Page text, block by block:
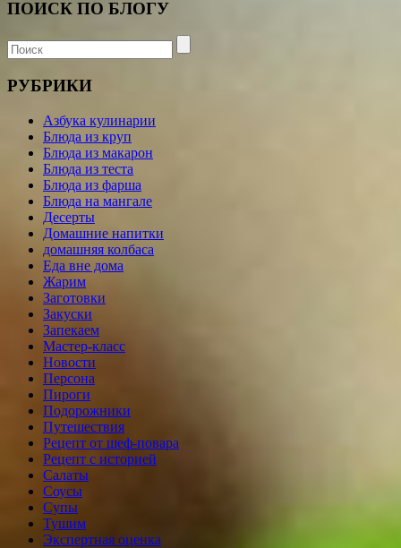
ПОИСК ПО БЛОГУ
РУБРИКИ
Азбука кулинарии
Блюда из круп
Блюда из макарон
Блюда из теста
Блюда из фарша
Блюда на мангале
Десерты
Домашние напитки
домашняя колбаса
Еда вне дома
Жарим
Заготовки
Закуски
Запекаем
Мастер-класс
Новости
Персона
Пироги
Подорожники
Путешествия
Рецепт от шеф-повара
Рецепт с историей
Салаты
Соусы
Супы
Тушим
Экспертная оценка